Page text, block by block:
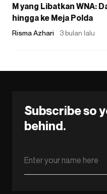
M yang Libatkan WNA:
hingga ke Meja Polda
Risma Azhari 3 bulan lalu
Subscribe so
behind.